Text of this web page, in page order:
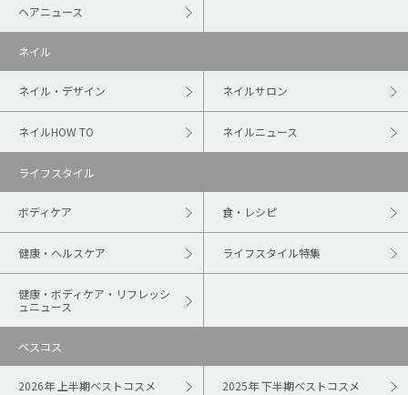
ヘアニュース
ネイル
ネイル・デザイン ネイルサロン
ネイルHOW TO ネイルニュース
ライフスタイル
ボディケア 食・レシピ
健康・ヘルスケア ライフスタイル特集
健康・ボディケア・リフレッシ
ュニュース
ベスコス
2026年 上半期ベストコスメ 2025年 下半期ベストコスメ